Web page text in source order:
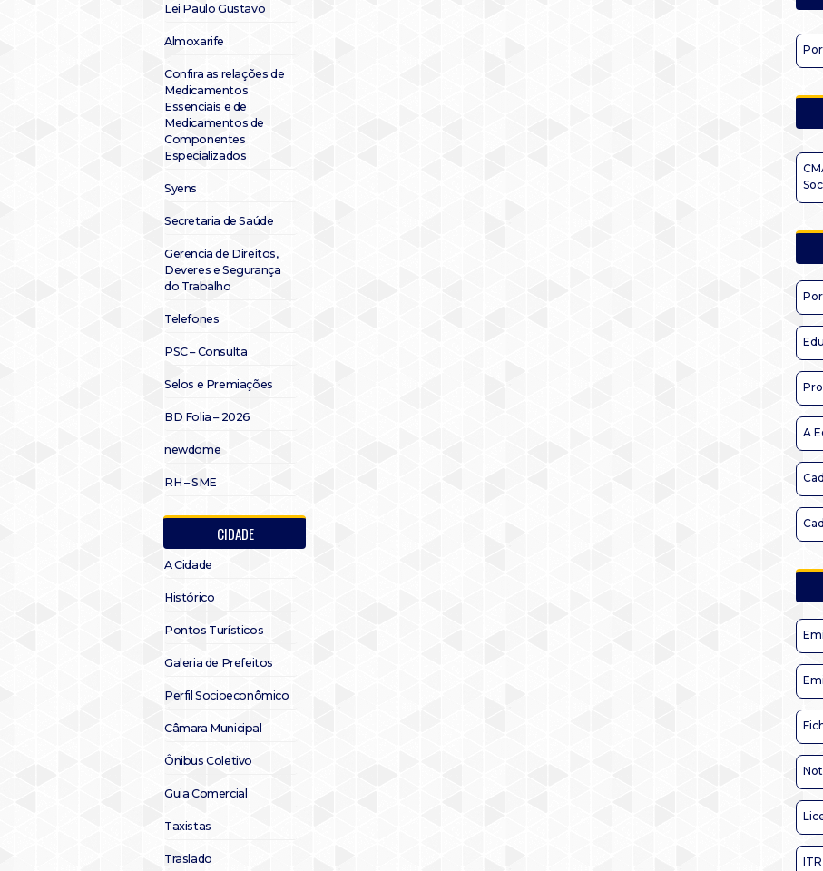
Lei Paulo Gustavo
Almoxarife
Confira as relações de
Medicamentos
Essenciais e de
Medicamentos de
Componentes
Especializados
Syens
Secretaria de Saúde
Gerencia de Direitos,
Deveres e Segurança
do Trabalho
Telefones
PSC – Consulta
Selos e Premiações
BD Folia – 2026
newdome
RH – SME
CIDADE
A Cidade
Histórico
Pontos Turísticos
Galeria de Prefeitos
Perfil Socioeconômico
Câmara Municipal
Ônibus Coletivo
Guia Comercial
Taxistas
Traslado
A